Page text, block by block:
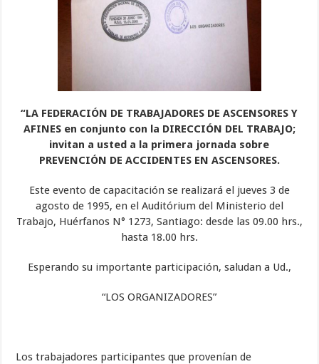
“LA FEDERACIÓN DE TRABAJADORES DE ASCENSORES Y
AFINES en conjunto con la DIRECCIÓN DEL TRABAJO;
invitan a usted a la primera jornada sobre
PREVENCIÓN DE ACCIDENTES EN ASCENSORES.
Este evento de capacitación se realizará el jueves 3 de
agosto de 1995, en el Auditórium del Ministerio del
Trabajo, Huérfanos N° 1273, Santiago: desde las 09.00 hrs.,
hasta 18.00 hrs.
Esperando su importante participación, saludan a Ud.,
“LOS ORGANIZADORES”
Los trabajadores participantes que provenían de